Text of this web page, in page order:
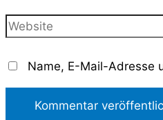
Adresse*
Website
Name, E-Mail-Adresse